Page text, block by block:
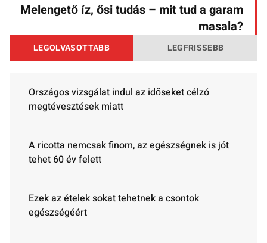
Melengető íz, ősi tudás – mit tud a garam
masala?
LEGOLVASOTTABB LEGFRISSEBB
Országos vizsgálat indul az időseket célzó
megtévesztések miatt
A ricotta nemcsak finom, az egészségnek is jót
tehet 60 év felett
Ezek az ételek sokat tehetnek a csontok
egészségéért